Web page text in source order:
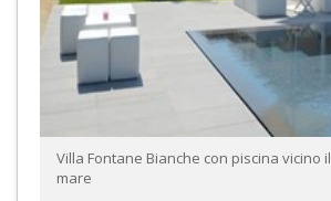
Villa Fontane Bianche con piscina vicino il
mare